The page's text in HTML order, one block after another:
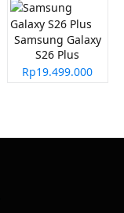
Samsung Galaxy
S26 Plus
Rp19.499.000